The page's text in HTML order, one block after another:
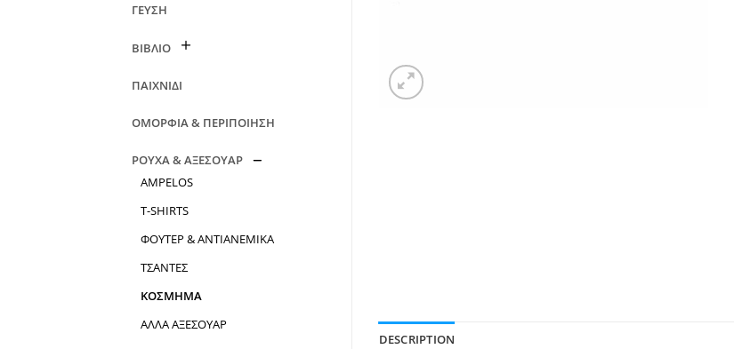
ΓΕΥΣΗ
ΒΙΒΛΙΟ
ΠΑΙΧΝΙΔΙ
ΟΜΟΡΦΙΑ & ΠΕΡΙΠΟΙΗΣΗ
ΡΟΥΧΑ & ΑΞΕΣΟΥΑΡ
AMPELOS
T-SHIRTS
ΦΟΥΤΕΡ & ΑΝΤΙΑΝΕΜΙΚΑ
ΤΣΑΝΤΕΣ
ΚΟΣΜΗΜΑ
ΑΛΛΑ ΑΞΕΣΟΥΑΡ
DESCRIPTION